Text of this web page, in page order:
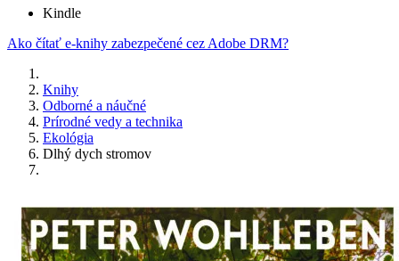
Kindle
Ako čítať e-knihy zabezpečené cez Adobe DRM?
Knihy
Odborné a náučné
Prírodné vedy a technika
Ekológia
Dlhý dych stromov